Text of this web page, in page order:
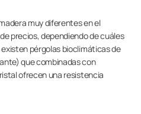
muy diferentes en el
precios, dependiendo de cuáles
pérgolas bioclimáticas de
que combinadas con
ofrecen una resistencia